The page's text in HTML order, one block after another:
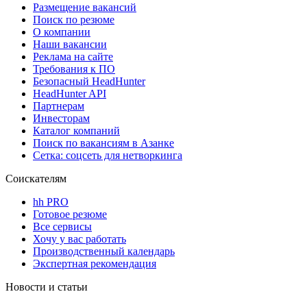
Размещение вакансий
Поиск по резюме
О компании
Наши вакансии
Реклама на сайте
Требования к ПО
Безопасный HeadHunter
HeadHunter API
Партнерам
Инвесторам
Каталог компаний
Поиск по вакансиям в Азанке
Сетка: соцсеть для нетворкинга
Соискателям
hh PRO
Готовое резюме
Все сервисы
Хочу у вас работать
Производственный календарь
Экспертная рекомендация
Новости и статьи